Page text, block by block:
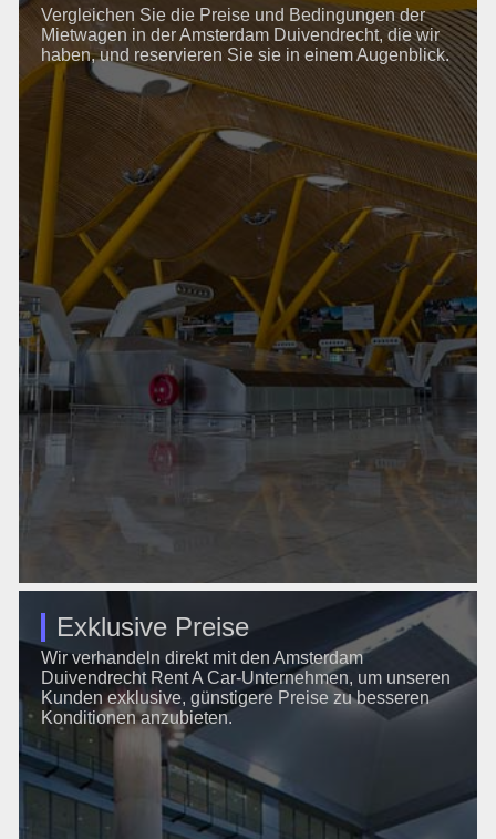
Vergleichen Sie die Preise und Bedingungen der
Mietwagen in der Amsterdam Duivendrecht, die wir
haben, und reservieren Sie sie in einem Augenblick.
Exklusive Preise
Wir verhandeln direkt mit den Amsterdam
Duivendrecht Rent A Car-Unternehmen, um unseren
Kunden exklusive, günstigere Preise zu besseren
Konditionen anzubieten.